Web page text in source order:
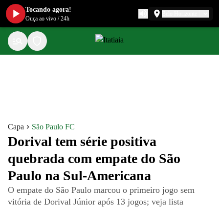
Capa São Paulo FC
Dorival tem série positiva
quebrada com empate do São
Paulo na Sul-Americana
O empate do São Paulo marcou o primeiro jogo sem
vitória de Dorival Júnior após 13 jogos; veja lista
Tocando agora!
Ouça ao vivo /24h